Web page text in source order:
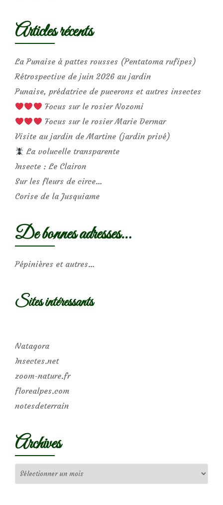
Articles récents
La Punaise à pattes rousses (Pentatoma rufipes)
Rétrospective de juin 2026 au jardin
Punaise, prédatrice de pucerons et autres insectes
Focus sur le rosier Nozomi
Focus sur le rosier Marie Dermar
Visite au jardin de Martine (jardin privé)
La volucelle transparente
Insecte : Le Clairon
Sur les fleurs de circe…
Corise de la Jusquiame
De bonnes adresses…
Pépinières et autres…
Sites intéressants
Natagora
Insectes.net
zoom-nature.fr
florealpes.com
notesdeterrain
Archives